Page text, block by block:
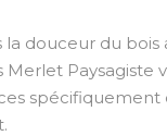
MURS
la douceur du
Merlet